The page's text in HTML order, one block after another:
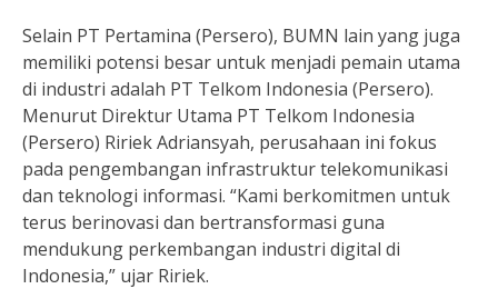
Selain PT Pertamina (Persero), BUMN lain yang juga
memiliki potensi besar untuk menjadi pemain utama
di industri adalah PT Telkom Indonesia (Persero).
Menurut Direktur Utama PT Telkom Indonesia
(Persero) Ririek Adriansyah, perusahaan ini fokus
pada pengembangan infrastruktur telekomunikasi
dan teknologi informasi. “Kami berkomitmen untuk
terus berinovasi dan bertransformasi guna
mendukung perkembangan industri digital di
Indonesia,” ujar Ririek.